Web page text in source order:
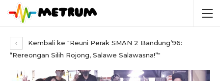
Kembali ke "Reuni Perak SMAN 2 Bandung’96:
“Rereongan Silih Rojong, Salawe Salawasna!”"